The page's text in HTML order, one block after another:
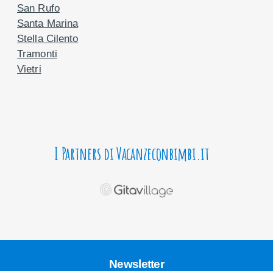
San Rufo
Santa Marina
Stella Cilento
Tramonti
Vietri
I Partners di Vacanzeconbimbi.it
Newsletter